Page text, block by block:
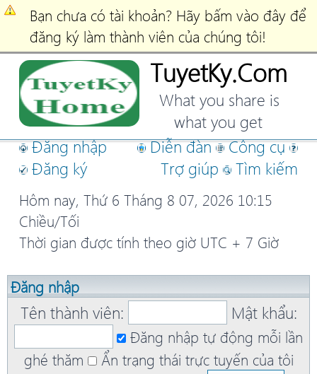
Bạn chưa có tài khoản? Hãy bấm vào đây để
đăng ký làm thành viên của chúng tôi!
TuyetKy.Com
What you share is
what you get
Đăng nhập
Đăng ký
Diễn đàn
Công cụ
Trợ giúp
Tìm kiếm
Hôm nay, Thứ 6 Tháng 8 07, 2026 10:15
Chiều/Tối
Thời gian được tính theo giờ UTC + 7 Giờ
Đăng nhập
Tên thành viên: Mật khẩu:
Đăng nhập tự động mỗi lần
ghé thăm
Ẩn trạng thái trực tuyến của tôi